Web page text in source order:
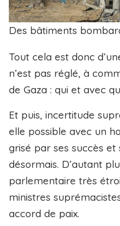
Des bâtiments
Tout cela est donc
n’est pas réglé, à
de Gaza : qui et avec
Et puis, incertitude
elle possible avec un
grisé par ses succès
désormais. D’autant
parlementaire très
ministres
accord de paix.